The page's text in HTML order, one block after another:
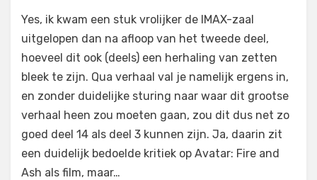
door Filmofiel.nl
Yes, ik kwam een stuk vrolijker de IMAX-zaal
uitgelopen dan na afloop van het tweede deel,
hoeveel dit ook (deels) een herhaling van zetten
bleek te zijn. Qua verhaal val je namelijk ergens in,
en zonder duidelijke sturing naar waar dit grootse
verhaal heen zou moeten gaan, zou dit dus net zo
goed deel 14 als deel 3 kunnen zijn. Ja, daarin zit
een duidelijk bedoelde kritiek op Avatar: Fire and
Ash als film, maar…